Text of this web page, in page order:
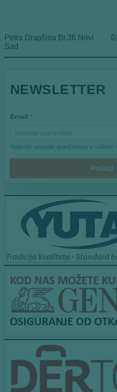
Petra Drapšina Br.36 Novi
Sad
m
a
E
i
NEWSLETTER
Email *
Najbolje ponude aranžmana u vašem
Pošalji